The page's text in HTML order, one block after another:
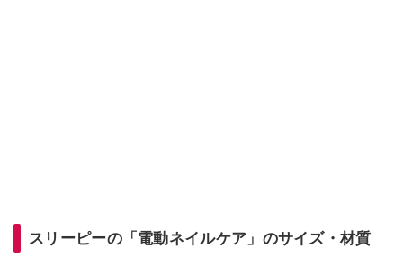
スリーピーの「電動ネイルケア」のサイズ・材質